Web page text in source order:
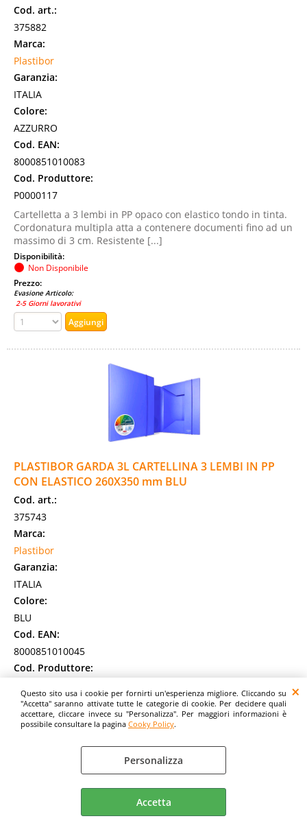
Questo sito usa i cookie per fornirti un'esperienza migliore. Cliccando su
"Accetta" saranno attivate tutte le categorie di cookie. Per decidere quali
accettare, cliccare invece su "Personalizza". Per maggiori informazioni è
possibile consultare la pagina Cooky Policy.
Personalizza
Accetta
Cod. art.:
375882
Marca:
Plastibor
Garanzia:
ITALIA
Colore:
AZZURRO
Cod. EAN:
8000851010083
Cod. Produttore:
P0000117
Cartelletta a 3 lembi in PP opaco con elastico tondo in tinta.
Cordonatura multipla atta a contenere documenti fino ad un
massimo di 3 cm. Resistente [...]
Disponibilità:
Non Disponibile
Prezzo:
Evasione Articolo:
2-5 Giorni lavorativi
PLASTIBOR GARDA 3L CARTELLINA 3 LEMBI IN PP
CON ELASTICO 260X350 mm BLU
Cod. art.:
375743
Marca:
Plastibor
Garanzia:
ITALIA
Colore:
BLU
Cod. EAN:
8000851010045
Cod. Produttore:
Cartelletta a 3 lembi in PP opaco con elastico tondo in tinta.
Cordonatura multipla atta a contenere documenti fino ad un
massimo di 3 cm. Resistente [...]